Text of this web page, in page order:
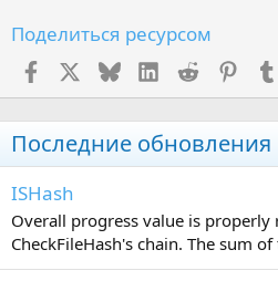
Поделиться ресурсом
FacebookX (Twitter)
BlueskyLinkedInReddit
Последние обновления
ISHash
Overall progress value is properly
CheckFileHash's chain. The sum of